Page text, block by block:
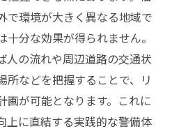
で環境が大きく異なる地域で
分な効果が得られません。
人の流れや周辺道路の交通状
所などを把握することで、リ
画が可能となります。これに
上に直結する実践的な警備体